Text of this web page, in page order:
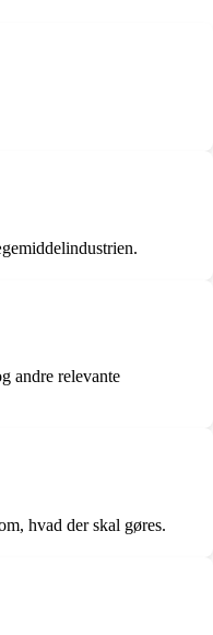
andre relevante
hvad der skal gøres.